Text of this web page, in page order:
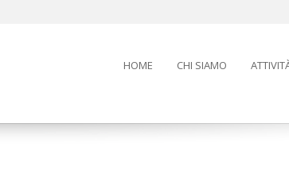
HOME CHI SIAMO